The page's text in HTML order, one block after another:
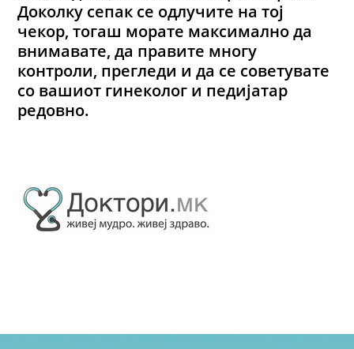
Доколку сепак се одлучите на тој
чекор, тогаш морате максимално да
внимавате, да правите многу
контроли, прегледи и да се советувате
со вашиот гинеколог и педијатар
редовно.